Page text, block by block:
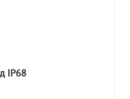
IP68